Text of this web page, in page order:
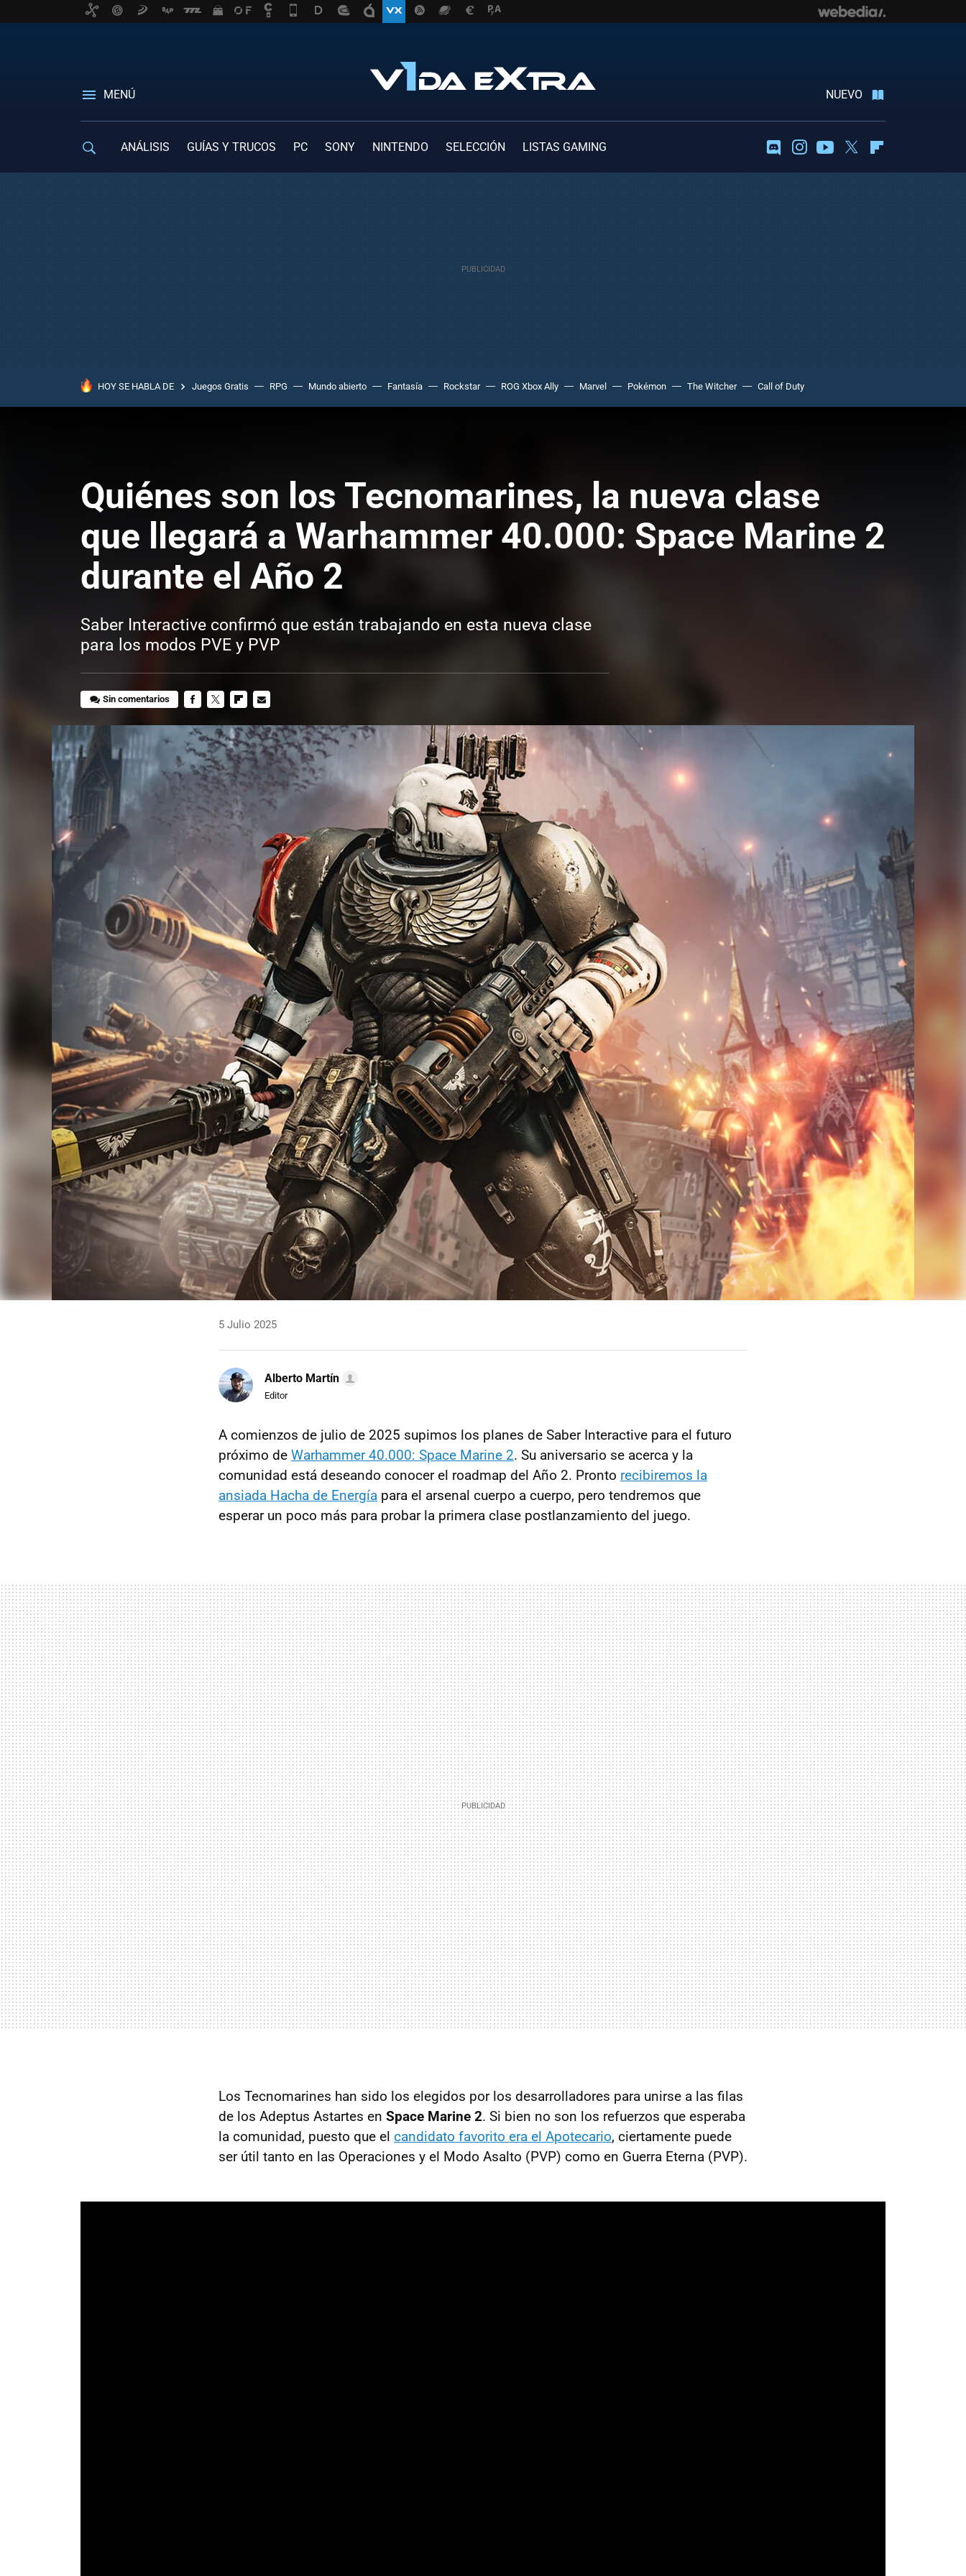
MENÚ NUEVO
ANÁLISIS GUÍAS Y TRUCOS PC SONY NINTENDO SELECCIÓN LISTAS GAMING DiscordInstagramYoutubeTwitter
HOY SE HABLA DE Juegos Gratis RPG Mundo abierto Fantasía Rockstar ROG Xbox Ally Marvel Pokémon The Witcher Call of Duty
Quiénes son los Tecnomarines, la nueva clase
que llegará a Warhammer 40.000: Space Marine 2
durante el Año 2
Saber Interactive confirmó que están trabajando en esta nueva clase
para los modos PVE y PVP
Sin comentarios
MAIL
5 Julio 2025
Alberto Martín
Editor
A comienzos de julio de 2025 supimos los planes de Saber Interactive para el futuro
próximo de Warhammer 40.000: Space Marine 2. Su aniversario se acerca y la
comunidad está deseando conocer el roadmap del Año 2. Pronto recibiremos la
ansiada Hacha de Energía para el arsenal cuerpo a cuerpo, pero tendremos que
esperar un poco más para probar la primera clase postlanzamiento del juego.
Los Tecnomarines han sido los elegidos por los desarrolladores para unirse a las filas
de los Adeptus Astartes en Space Marine 2. Si bien no son los refuerzos que esperaba
la comunidad, puesto que el candidato favorito era el Apotecario, ciertamente puede
ser útil tanto en las Operaciones y el Modo Asalto (PVP) como en Guerra Eterna (PVP).